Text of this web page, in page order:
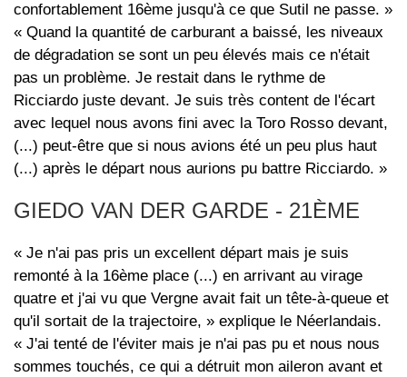
confortablement 16ème jusqu'à ce que Sutil ne passe. »
« Quand la quantité de carburant a baissé, les niveaux
de dégradation se sont un peu élevés mais ce n'était
pas un problème. Je restait dans le rythme de
Ricciardo juste devant. Je suis très content de l'écart
avec lequel nous avons fini avec la Toro Rosso devant,
(...) peut-être que si nous avions été un peu plus haut
(...) après le départ nous aurions pu battre Ricciardo. »
GIEDO VAN DER GARDE - 21ÈME
« Je n'ai pas pris un excellent départ mais je suis
remonté à la 16ème place (...) en arrivant au virage
quatre et j'ai vu que Vergne avait fait un tête-à-queue et
qu'il sortait de la trajectoire, » explique le Néerlandais.
« J'ai tenté de l'éviter mais je n'ai pas pu et nous nous
sommes touchés, ce qui a détruit mon aileron avant et